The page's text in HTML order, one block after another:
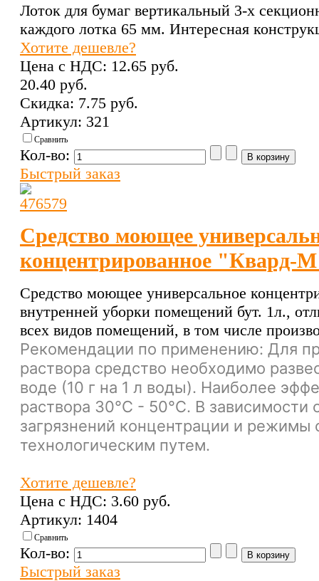
Лоток для бумаг вертикальный 3-х
каждого лотка 65 мм. Интересная
Хотите дешевле?
Цена с НДС: 12.65 pуб.
20.40 pуб.
Скидка: 7.75 pуб.
Артикул: 321
Сравнить
Кол-во:
Быстрый заказ
Средство моющее
концентрированное "Квард-
Средство моющее универсальное
внутренней уборки помещений бут. 1л.,
всех видов помещений, в том числе
Рекомендации по применению: Для
раствора средство необходимо
воде (10 г на 1 л воды). Наиболее
раствора 30°C - 50°С. В зависимости
загрязнений концентрации и режимы
технологическим путем.
Хотите дешевле?
Цена с НДС: 3.60 pуб.
Артикул: 1404
Сравнить
Кол-во:
Быстрый заказ